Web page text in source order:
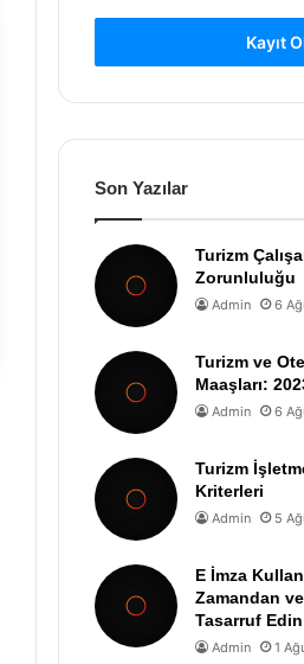
Kayıt
Son Yazılar
Turizm
Zorunluluğu
Admin 6
Turizm ve
Maaşları:
Admin 6
Turizm
Kriterleri
Admin 5
E İmza
Zamandan
Tasarruf Edin
Admin 1